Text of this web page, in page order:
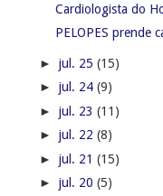
Cardiologista do
PELOPES prende
► jul. 25 (15)
► jul. 24 (9)
► jul. 23 (11)
► jul. 22 (8)
► jul. 21 (15)
► jul. 20 (5)